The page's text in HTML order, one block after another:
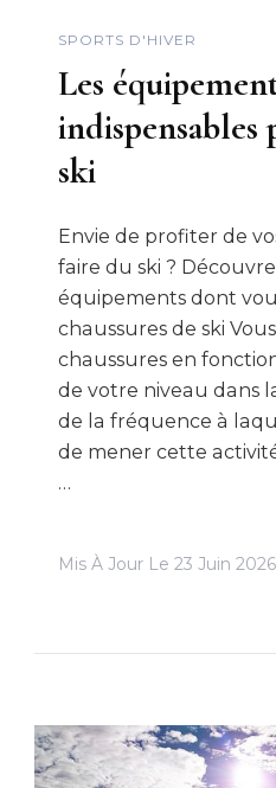
SPORTS D'HIVER
Les
ski
Envie de profiter de
faire du ski ?
équipements dont
chaussures de ski
chaussures en
de votre niveau dans
de la fréquence à
de mener cette
…
Mis À Jour Le 23 Juin 2026